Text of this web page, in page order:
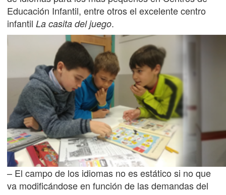
Educación Infantil, entre otros el excelente centro
infantil La casita del juego.
– El campo de los idiomas no es estático si no que
va modificándose en función de las demandas del